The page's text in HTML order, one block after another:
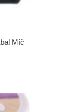
Míč